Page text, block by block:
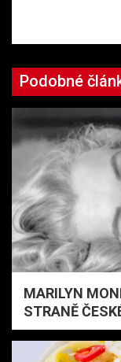
Podobné
MARILYN
STRANĚ